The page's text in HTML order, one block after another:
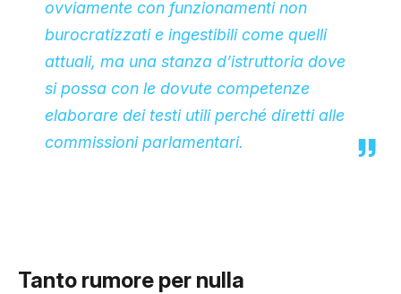
ovviamente con funzionamenti non
burocratizzati e ingestibili come quelli
attuali, ma una stanza d’istruttoria dove
si possa con le dovute competenze
elaborare dei testi utili perché diretti alle
commissioni parlamentari.
Tanto rumore per nulla